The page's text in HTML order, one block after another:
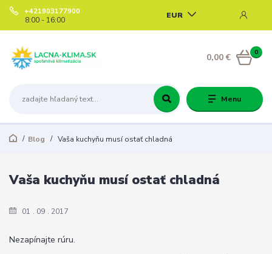
Menu
EUR
+421903177900
8:00 - 16:00
0
0,00 €
Blog Vaša kuchyňu musí ostať chladná
01 09 2017
Vaša kuchyňu musí ostať chladná
Nezapínajte rúru.